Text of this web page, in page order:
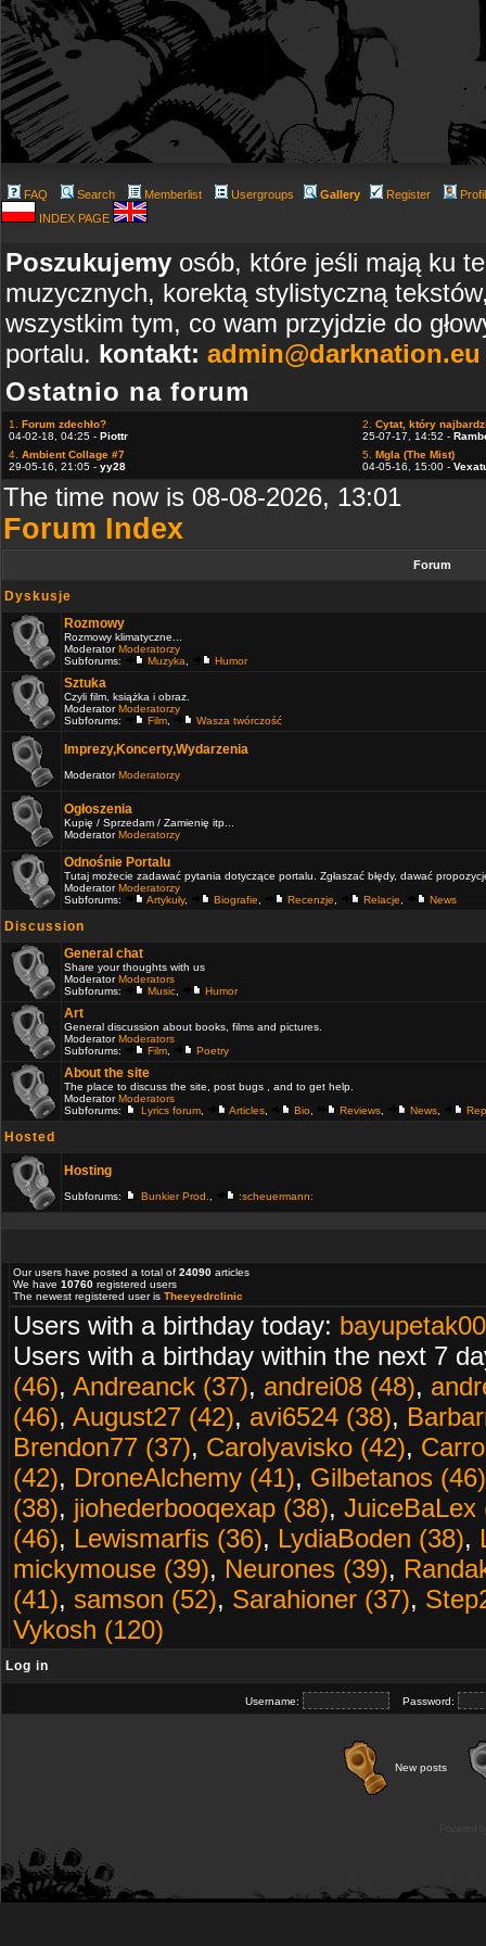
FAQ Search Memberlist Usergroups Gallery Register
INDEX PAGE
Poszukujemy osób, które jeśli mają ku
muzycznych, korektą stylistyczną
wszystkim tym, co wam przyjdzie do
portalu. kontakt: admin@darknation.eu
Ostatnio na forum
1. Forum zdechło?
04-02-18, 04:25 - Piottr
2. Cytat, który
25-07-17, 14:52 -
4. Ambient Collage #7
29-05-16, 21:05 - yy28
5. Mgla (The Mist)
04-05-16, 15:00 -
The time now is 08-08-2026, 13:01
Forum Index
Forum
Dyskusje
Rozmowy
Rozmowy klimatyczne...
ModeratorModeratorzy
Subforums:
Muzyka Humor
Sztuka
Czyli film, książka i obraz.
ModeratorModeratorzy
Subforums:
Film Wasza twórczość
Imprezy,Koncerty,Wydarzenia
ModeratorModeratorzy
Ogłoszenia
Kupię / Sprzedam / Zamienię itp...
ModeratorModeratorzy
Odnośnie Portalu
Tutaj możecie zadawać pytania dotyczące portalu. Zgłaszać błędy, dawać
ModeratorModeratorzy
Subforums:
Artykuły, Biografie Recenzje Relacje News
Discussion
General chat
Share your thoughts with us
ModeratorModerators
Subforums:
Music Humor
Art
General discussion about books, films and pictures.
ModeratorModerators
Subforums:
Film Poetry
About the site
The place to discuss the site, post bugs , and to get help.
ModeratorModerators
Subforums:
Lyrics forum Articles Bio Reviews News
Hosted
Hosting
Subforums: Bunkier Prod. :scheuermann:
Our users have posted a total of 24090 articles
We have 10760 registered users
The newest registered user is Theeyedrclinic
Users with a birthday today:
Users with a birthday within the next 7
(46), Andreanck (37), andrei08 (48),
(46), August27 (42), avi6524 (38),
Brendon77 (37), Carolyavisko (42),
(42), DroneAlchemy (41), Gilbetanos (46)
(38), jiohederbooqexap (38), JuiceBaLex
(46), Lewismarfis (36), LydiaBoden (38),
mickymouse (39), Neurones (39),
(41), samson (52), Sarahioner (37),
Vykosh (120)
Log in
Username: Password:
New posts